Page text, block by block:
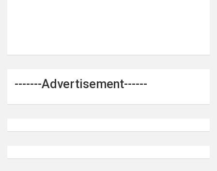
-------Advertisement------